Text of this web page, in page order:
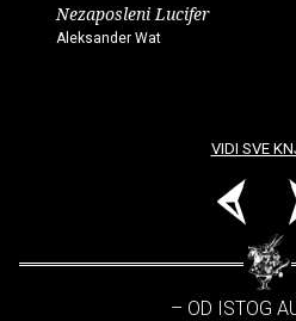
Nezaposleni Lucifer
Aleksander Wat
VIDI SVE
– OD ISTOG